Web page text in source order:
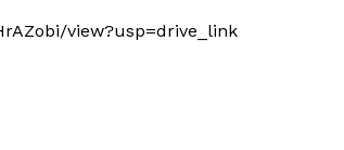
view?usp=drive_link